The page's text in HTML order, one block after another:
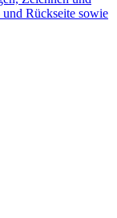
Rückseite sowie